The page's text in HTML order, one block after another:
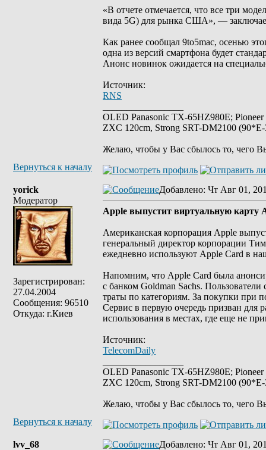
«В отчете отмечается, что все три
вида 5G) для рынка США», —
Как ранее сообщал 9to5mac, осенью
одна из версий смартфона будет
Анонс новинок ожидается на
Источник:
RNS
OLED Panasonic TX-65HZ980E;
ZXC 120cm, Strong SRT-DM2100
Желаю, чтобы у Вас сбылось то, чего
Вернуться к началу
yorick
Модератор
Зарегистрирован:
27.04.2004
Сообщения: 96510
Откуда: г.Киев
Добавлено: Чт Авг 01,
Apple выпустит виртуальную карту
Американская корпорация Apple
генеральный директор корпорации
ежедневно используют Apple Card в
Напомним, что Apple Card была
с банком Goldman Sachs.
траты по категориям. За покупки при
Сервис в первую очередь призван для
использования в местах, где еще не
Источник:
TelecomDaily
OLED Panasonic TX-65HZ980E;
ZXC 120cm, Strong SRT-DM2100
Желаю, чтобы у Вас сбылось то, чего
Вернуться к началу
lvv_68 Добавлено: Чт Авг 01,